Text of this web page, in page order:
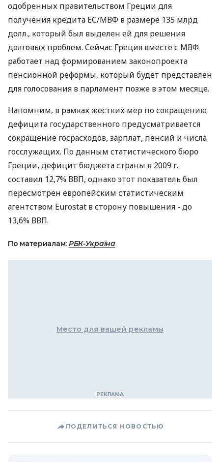
одобренных правительством Греции для
получения кредита ЕС/МВФ в размере 135 млрд
долл., который был выделен ей для решения
долговых проблем. Сейчас Греция вместе с МВФ
работает над формированием законопроекта
пенсионной реформы, который будет представлен
для голосования в парламент позже в этом месяце.
Напомним, в рамках жестких мер по сокращению
дефицита государственного предусматривается
сокращение госрасходов, зарплат, пенсий и числа
госслужащих. По данным статистического бюро
Греции, дефицит бюджета страны в 2009 г.
составил 12,7% ВВП, однако этот показатель был
пересмотрен европейским статистическим
агентством Eurostat в сторону повышения - до
13,6% ВВП.
По материалам: РБК-Україна
Место для вашей рекламы
ПОДЕЛИТЬСЯ НОВОСТЬЮ